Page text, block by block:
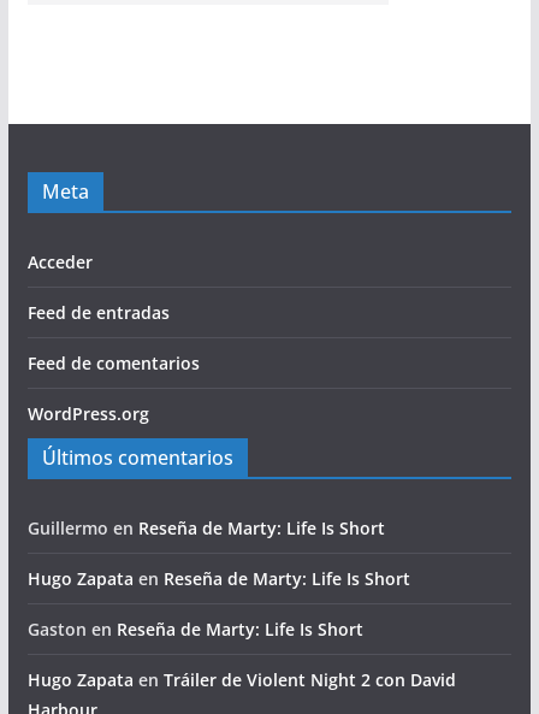
Meta
Acceder
Feed de entradas
Feed de comentarios
WordPress.org
Últimos comentarios
Guillermo en Reseña de Marty: Life Is Short
Hugo Zapata en Reseña de Marty: Life Is Short
Gaston en Reseña de Marty: Life Is Short
Hugo Zapata en Tráiler de Violent Night 2 con David